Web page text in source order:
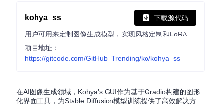
kohya_ss 下载源代码
项目地址：
https://gitcode.com/GitHub_Trending/ko/kohya_ss
在AI图像生成领域，Kohya's GUI作为基于Gradio构建的图形
化界面工具，为Stable Diffusion模型训练提供了高效解决方